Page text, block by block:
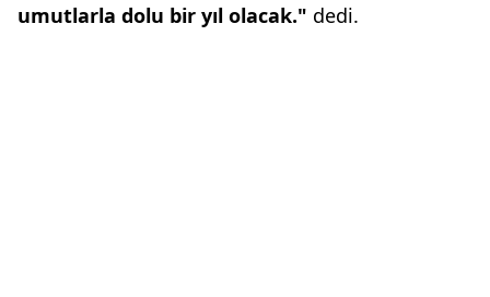
umutlarla dolu bir yıl olacak." dedi.